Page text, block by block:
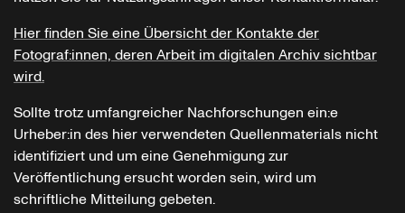
Hier finden Sie eine Übersicht der Kontakte der
Fotograf:innen, deren Arbeit im digitalen Archiv sichtbar
wird.
Sollte trotz umfangreicher Nachforschungen ein:e
Urheber:in des hier verwendeten Quellenmaterials nicht
identifiziert und um eine Genehmigung zur
Veröffentlichung ersucht worden sein, wird um
schriftliche Mitteilung gebeten.